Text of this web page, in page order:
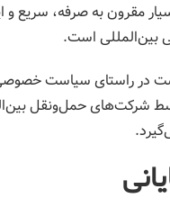
مقرون‌ به صرفه، سریع و
بین‌المللی است.
در راستای سیاست
شرکت‌های حمل‌ونقل